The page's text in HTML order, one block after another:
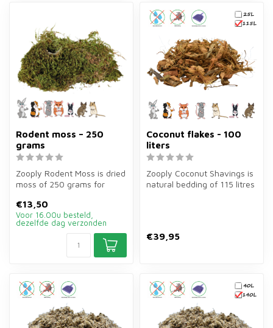
Rodent moss – 250
grams
Zooply Rodent Moss is dried
moss of 250 grams for
ra...
€13,50
Voor 16.00u besteld,
dezelfde dag verzonden
Coconut flakes - 100
liters
Zooply Coconut Shavings is
natural bedding of 115 litres
€39,95